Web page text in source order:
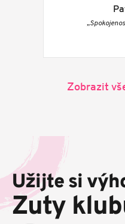
Zobrazit
a
í
Užijte si
Zuty